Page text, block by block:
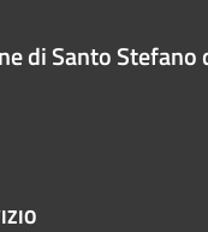
di Santo Stefano